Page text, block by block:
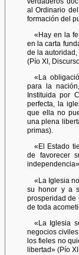
al Ordinario
formación del
«Hay en la
en la carta
de la
(Pío XI,
«La
para la
Instituida por
perfecta, la
que ella no
una plena
primas).
«El Estado
de favorecer
«La Iglesia
su honor y a
prosperidad de
de toda
«La Iglesia
negocios
los fieles no
libertad» (Pío